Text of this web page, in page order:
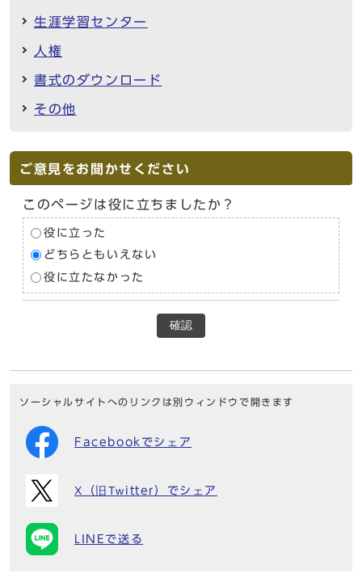
生涯学習センター
人権
書式のダウンロード
その他
ご意見をお聞かせください
このページは役に立ちましたか？
役に立った
どちらともいえない
役に立たなかった
確認
ソーシャルサイトへのリンクは別ウィンドウで開きます
Facebookでシェア
X（旧Twitter）でシェア
LINEで送る